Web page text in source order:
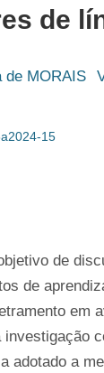
de
de MORAIS
15
de
de
em
investigação
adotado a